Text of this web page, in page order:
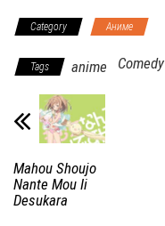
Category Аниме
Tags anime Comedy
Mahou Shoujo
Nante Mou Ii
Desukara